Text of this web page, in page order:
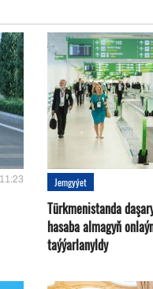
Jemgyýet
Türkmenistanda
hasaba almagyň
taýýarlanyldy